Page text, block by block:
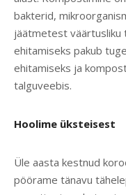
bakterid,
jäätmetest väärtusliku
ehitamiseks pakub
ehitamiseks ja
talguveebis.
Hoolime üksteisest
Üle aasta kestnud
pöörame tänavu